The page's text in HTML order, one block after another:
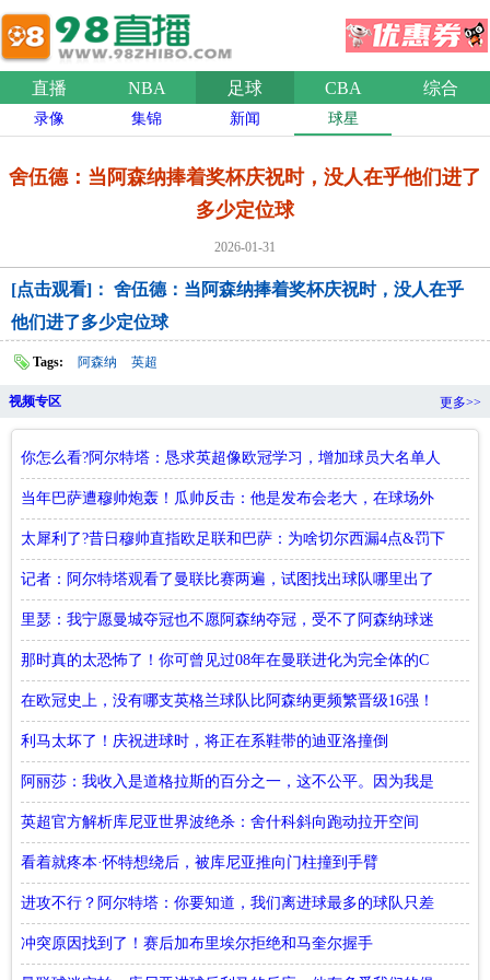
直播 NBA 足球 CBA 综合
录像 集锦 新闻 球星
舍伍德：当阿森纳捧着奖杯庆祝时，没人在乎他们进了
多少定位球
2026-01-31
[点击观看]： 舍伍德：当阿森纳捧着奖杯庆祝时，没人在乎
他们进了多少定位球
Tags: 阿森纳 英超
视频专区 更多>>
你怎么看?阿尔特塔：恳求英超像欧冠学习，增加球员大名单人
数
当年巴萨遭穆帅炮轰！瓜帅反击：他是发布会老大，在球场外
他赢了一整年
太犀利了?昔日穆帅直指欧足联和巴萨：为啥切尔西漏4点&罚下
莫塔&范佩西
记者：阿尔特塔观看了曼联比赛两遍，试图找出球队哪里出了
问题
里瑟：我宁愿曼城夺冠也不愿阿森纳夺冠，受不了阿森纳球迷
那时真的太恐怖了！你可曾见过08年在曼联进化为完全体的C
罗？
在欧冠史上，没有哪支英格兰球队比阿森纳更频繁晋级16强！
切尔西官方：请更新
利马太坏了！庆祝进球时，将正在系鞋带的迪亚洛撞倒
阿丽莎：我收入是道格拉斯的百分之一，这不公平。因为我是
个女人
英超官方解析库尼亚世界波绝杀：舍什科斜向跑动拉开空间
看着就疼本·怀特想绕后，被库尼亚推向门柱撞到手臂
进攻不行？阿尔特塔：你要知道，我们离进球最多的球队只差
三个球
冲突原因找到了！赛后加布里埃尔拒绝和马奎尔握手